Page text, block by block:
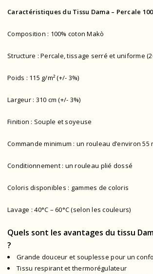
Caractéristiques du Tissu Dama – Percale
Composition : 100% coton Makò
Structure : Percale, tissage serré et uniforme
Poids : 115 g/m² (+/- 3%)
Largeur : 310 cm (+/- 3%)
Finition : Souple et soyeuse
Commande minimum : un rouleau d’environ 55
Conditionnement : un rouleau plié dossé
Coloris disponibles : gammes de coloris
Lavage : 40°C – 60°C (selon les couleurs)
Quels sont les avantages du tissu
?
Grande douceur et souplesse pour un
Tissu respirant et thermorégulateur